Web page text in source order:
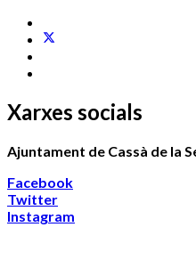
Xarxes socials
Ajuntament de Cassà de la
Facebook
Twitter
Instagram